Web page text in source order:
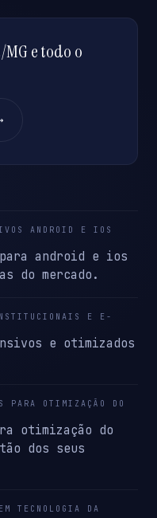
e todo o
ANDROID E IOS
para android e ios
do mercado.
E E-
e otimizados
PARA OTIMIZAÇÃO DO
otimização do
dos seus
TECNOLOGIA DA